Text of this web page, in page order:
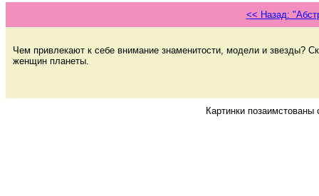
<< Назад:
Чем привлекают к себе внимание знаменитости, модели и звезды?
женщин планеты.
Картинки позаимстованы